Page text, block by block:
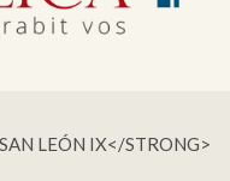
LEÓN IX</STRONG>